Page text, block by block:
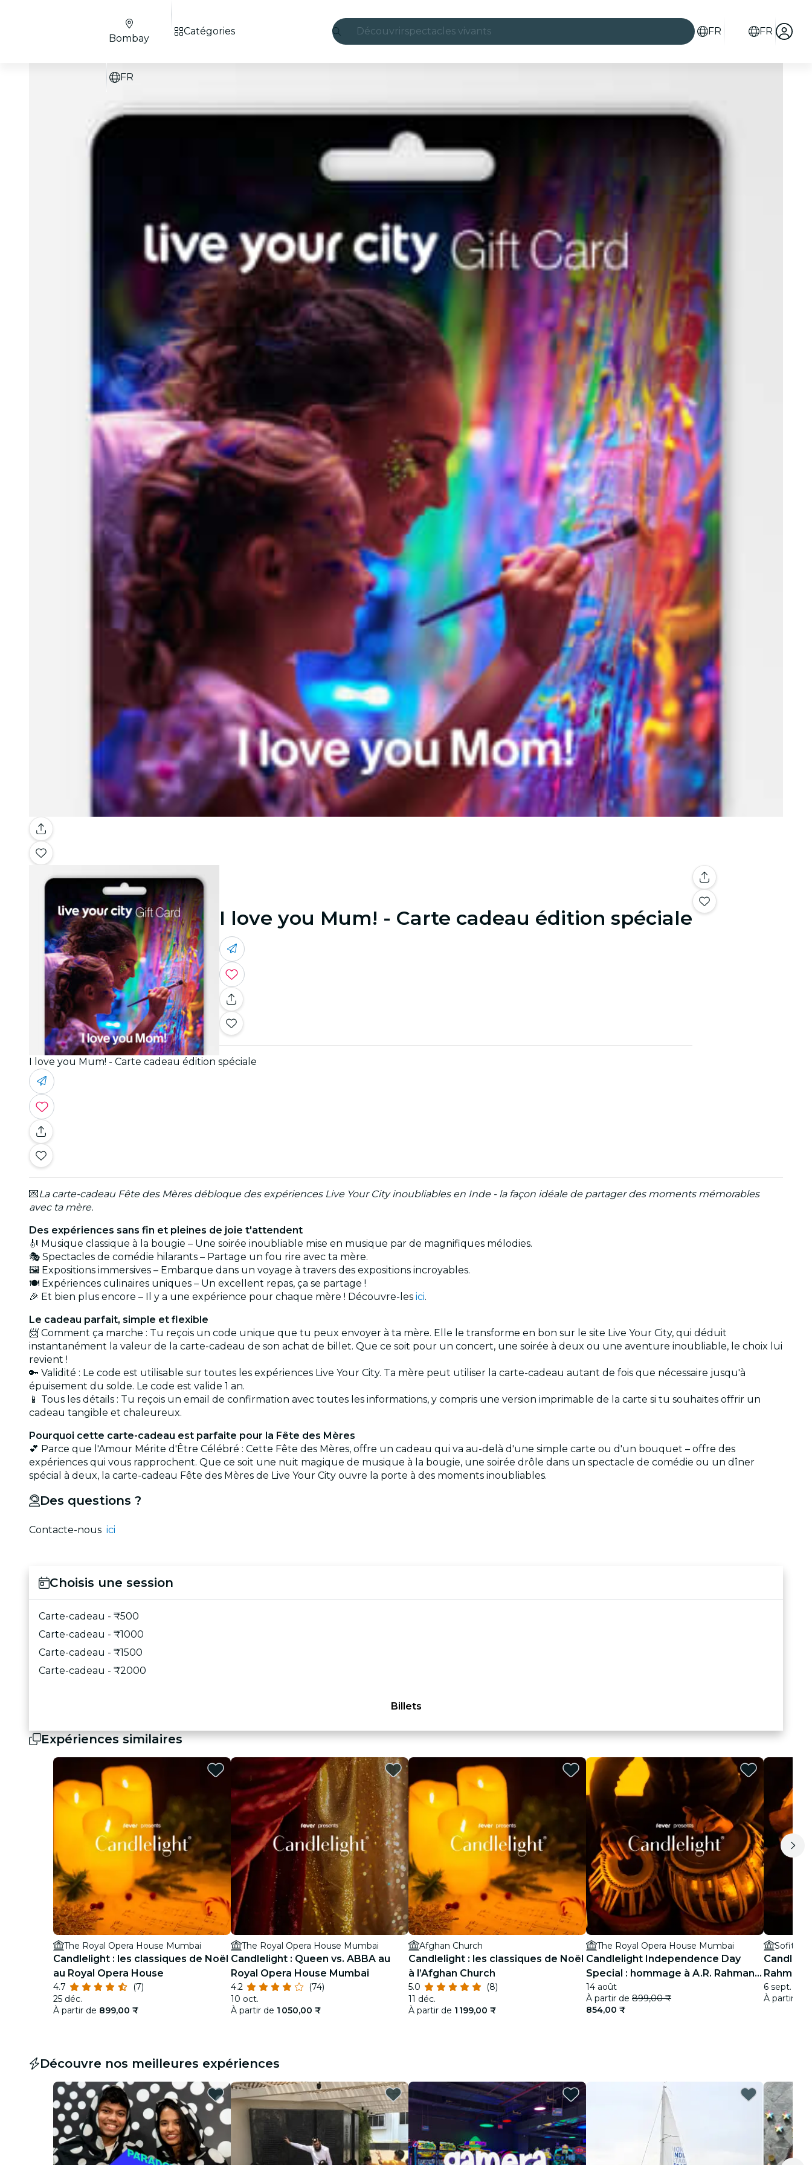
Découvrirspectacles vivants
Londres
expériences et villes
Séoul
visites urbaines
concerts
restaurants
cinéma
FR FR
Bombay
FR
Catégories
I love you Mum! - Carte cadeau édition spéciale
I love you Mum! - Carte cadeau édition spéciale
💌La carte-cadeau Fête des Mères débloque des expériences Live Your City inoubliables en Inde - la façon idéale de partager des moments mémorables
avec ta mère.
Des expériences sans fin et pleines de joie t'attendent
🎻 Musique classique à la bougie – Une soirée inoubliable mise en musique par de magnifiques mélodies.
🎭 Spectacles de comédie hilarants – Partage un fou rire avec ta mère.
🖼️ Expositions immersives – Embarque dans un voyage à travers des expositions incroyables.
🍽️ Expériences culinaires uniques – Un excellent repas, ça se partage !
🎉 Et bien plus encore – Il y a une expérience pour chaque mère ! Découvre-les ici.
Le cadeau parfait, simple et flexible
📨 Comment ça marche : Tu reçois un code unique que tu peux envoyer à ta mère. Elle le transforme en bon sur le site Live Your City, qui déduit
instantanément la valeur de la carte-cadeau de son achat de billet. Que ce soit pour un concert, une soirée à deux ou une aventure inoubliable, le choix lui
revient !
🔑 Validité : Le code est utilisable sur toutes les expériences Live Your City. Ta mère peut utiliser la carte-cadeau autant de fois que nécessaire jusqu'à
épuisement du solde. Le code est valide 1 an.
📱 Tous les détails : Tu reçois un email de confirmation avec toutes les informations, y compris une version imprimable de la carte si tu souhaites offrir un
cadeau tangible et chaleureux.
Pourquoi cette carte-cadeau est parfaite pour la Fête des Mères
💕 Parce que l'Amour Mérite d'Être Célébré : Cette Fête des Mères, offre un cadeau qui va au-delà d'une simple carte ou d'un bouquet – offre des
expériences qui vous rapprochent. Que ce soit une nuit magique de musique à la bougie, une soirée drôle dans un spectacle de comédie ou un dîner
spécial à deux, la carte-cadeau Fête des Mères de Live Your City ouvre la porte à des moments inoubliables.
Des questions ?
Contacte-nous ici
Choisis une session
Carte-cadeau - ₹500
Carte-cadeau - ₹1000
Carte-cadeau - ₹1500
Carte-cadeau - ₹2000
Billets
Expériences similaires
The Royal Opera House Mumbai
Candlelight : les classiques de Noël
au Royal Opera House
4.7
(7)
25 déc.
À partir de 899,00 ₹
The Royal Opera House Mumbai
Candlelight : Queen vs. ABBA au
Royal Opera House Mumbai
4.2
(74)
10 oct.
À partir de 1 050,00 ₹
Afghan Church
Candlelight : les classiques de Noël
à l’Afghan Church
5.0
(8)
11 déc.
À partir de 1 199,00 ₹
The Royal Opera House Mumbai
Candlelight Independence Day
Special : hommage à A.R. Rahman
au Royal Opera House
14 août
À partir de 899,00 ₹
854,00 ₹
Sofitel
Rahman
6 sept.
À partir de
Découvre nos meilleures expériences